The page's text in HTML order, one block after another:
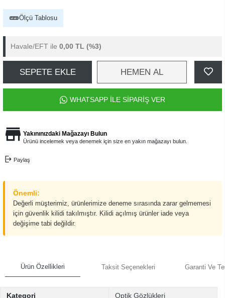
Ölçü Tablosu
Havale/EFT ile 0,00 TL (%3)
SEPETE EKLE HEMEN AL
WHATSAPP İLE SİPARİŞ VER
Yakınınızdaki Mağazayı Bulun
Ürünü incelemek veya denemek için size en yakın mağazayı bulun.
Paylaş
Önemli:
Değerli müşterimiz, ürünlerimize deneme sırasında zarar gelmemesi
için güvenlik kilidi takılmıştır. Kilidi açılmış ürünler iade veya
değişime tabi değildir.
Ürün Özellikleri Taksit Seçenekleri Garanti Ve
Kategori Optik Gözlükleri